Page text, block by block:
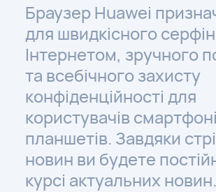
Браузер Huawei
для швидкісного
Інтернетом, зручного
та всебічного захисту
конфіденційності для
користувачів
планшетів. Завдяки
новин ви будете
курсі актуальних новин.